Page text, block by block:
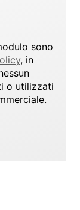
sono
, in
o utilizzati